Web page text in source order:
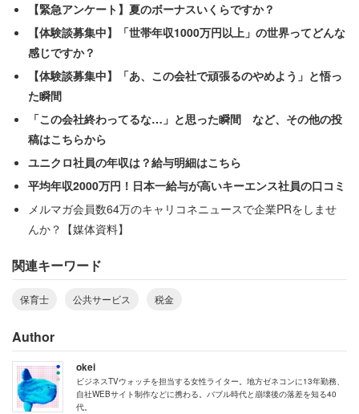
【緊急アンケート】夏のボーナスいくらですか？
【体験談募集中】「世帯年収1000万円以上」の世界ってどんな
感じですか？
【体験談募集中】「あ、この会社で頑張るのやめよう」と悟っ
た瞬間
「この会社終わってるな…」と思った瞬間 など、その他の投
稿はこちらから
ユニクロ社員の年収は？給与明細はこちら
平均年収2000万円！日本一給与が高いキーエンス社員の口コミ
メルマガ会員数64万のキャリコネニュースで企業PRをしませ
んか？【媒体資料】
関連キーワード
保育士 公共サービス 税金
Author
okei
ビジネスTVウォッチを担当する女性ライター。地方ゼネコンに13年勤務、
自社WEBサイト制作などに携わる。バブル時代と崩壊後の落差を知る40
代。